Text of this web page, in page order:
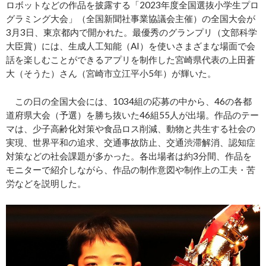
ロボットなどの作品を披露する「2023年度全国選抜小学生プロ
グラミング大会」（全国新聞社事業協議会主催）の全国大会が
3月3日、東京都内で開かれた。最優秀のグランプリ（文部科学
大臣賞）には、生成人工知能（AI）を使いさまざまな場面で会
話を楽しむことができるアプリを制作した宮崎県代表の上田蒼
大（そうた）さん（宮崎市立江平小5年）が輝いた。
この日の全国大会には、1034組の応募の中から、46の各都
道府県大会（予選）を勝ち抜いた46組55人が出場。作品のテー
マは、少子高齢化対策や食品ロス削減、動物と共生する社会の
実現、世界平和の追求、交通事故防止、交通渋滞解消、認知症
対策などの社会課題が多かった。各出場者は約3分間、作品を
モニターで紹介しながら、作品の制作意図や制作上の工夫・苦
労などを説明した。